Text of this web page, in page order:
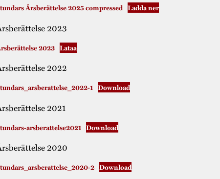
Årsberättelse 2025 compressed Ladda ner
2023
2023 Lataa
2022
1 Download
2021
arsberattelse2021 Download
2020
2 Download